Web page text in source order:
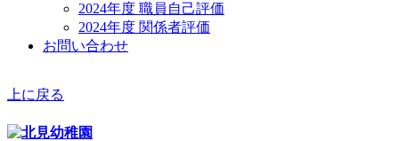
2024年度 職員自己評価
2024年度 関係者評価
お問い合わせ
上に戻る